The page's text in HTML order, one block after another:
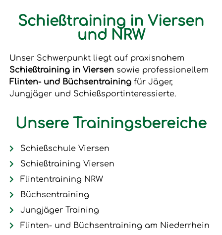
Schießtraining in Viersen
und NRW
Unser Schwerpunkt liegt auf praxisnahem
Schießtraining in Viersensowie professionellem
Flinten- und Büchsentrainingfür Jäger,
Jungjäger und Schießsportinteressierte.
Unsere Trainingsbereiche
Schießschule Viersen
Schießtraining Viersen
Flintentraining NRW
Büchsentraining
Jungjäger Training
Flinten- und Büchsentraining am Niederrhein